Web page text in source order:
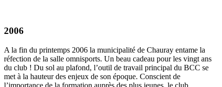
2006
A la fin du printemps 2006 la municipalité de Chauray entame la
réfection de la salle omnisports. Un beau cadeau pour les vingt ans
du club ! Du sol au plafond, l’outil de travail principal du BCC se
met à la hauteur des enjeux de son époque. Conscient de
l’importance de la formation auprès des plus jeunes, le club